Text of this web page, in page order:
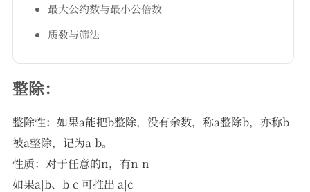
最大公约数与最小公倍数
质数与筛法
整除：
整除性：如果a能把b整除，没有余数，称a整除b，亦称b
被a整除，记为a|b。
性质：对于任意的n，有n|n
如果a|b、b|c 可推出 a|c